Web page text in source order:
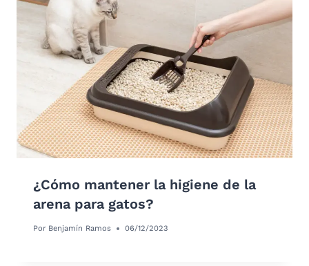
¿Cómo mantener la higiene de la
arena para gatos?
Por Benjamín Ramos 06/12/2023